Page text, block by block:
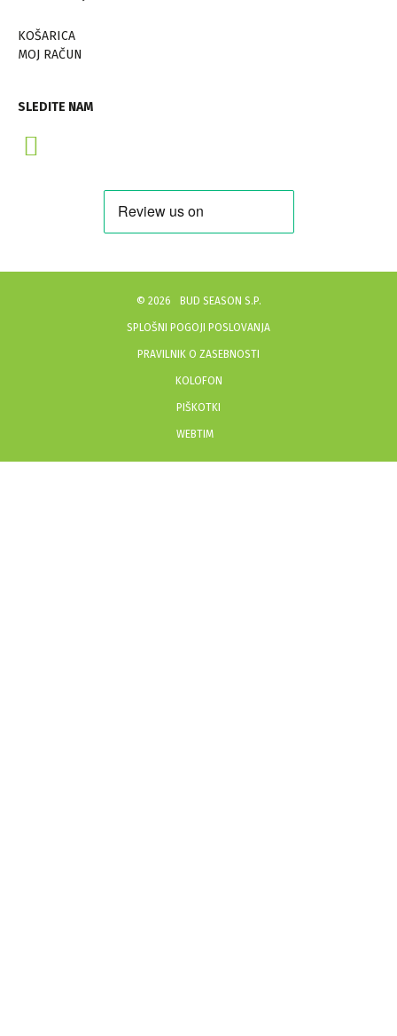
KOŠARICA
MOJ RAČUN
SLEDITE NAM
© 2026 BUD SEASON S.P.
SPLOŠNI POGOJI POSLOVANJA
PRAVILNIK O ZASEBNOSTI
KOLOFON
PIŠKOTKI
WEBTIM